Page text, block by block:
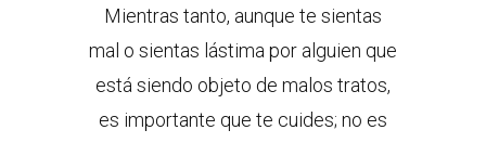
Mientras tanto, aunque te sientas
mal o sientas lástima por alguien que
está siendo objeto de malos tratos,
es importante que te cuides; no es